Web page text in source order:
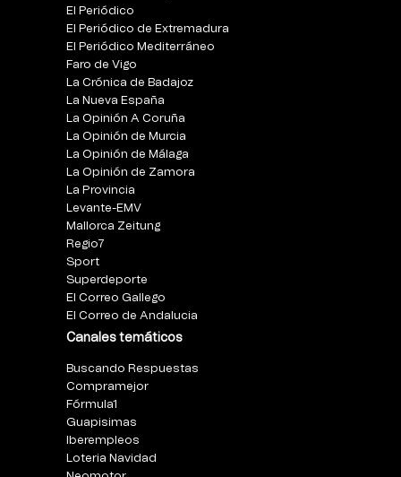
El Periódico
El Periódico de Extremadura
El Periódico Mediterráneo
Faro de Vigo
La Crónica de Badajoz
La Nueva España
La Opinión A Coruña
La Opinión de Murcia
La Opinión de Málaga
La Opinión de Zamora
La Provincia
Levante-EMV
Mallorca Zeitung
Regio7
Sport
Superdeporte
El Correo Gallego
El Correo de Andalucia
Canales temáticos
Buscando Respuestas
Compramejor
Fórmula1
Guapisimas
Iberempleos
Loteria Navidad